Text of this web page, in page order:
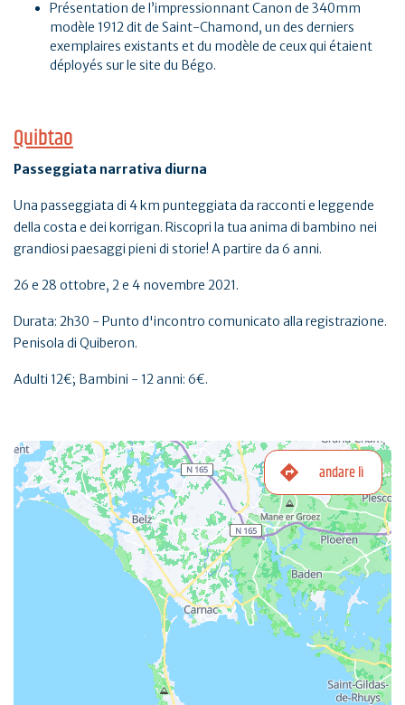
Présentation de l’impressionnant Canon de 340mm
modèle 1912 dit de Saint-Chamond, un des derniers
exemplaires existants et du modèle de ceux qui étaient
déployés sur le site du Bégo.
Quibtao
Passeggiata narrativa diurna
Una passeggiata di 4 km punteggiata da racconti e leggende
della costa e dei korrigan. Riscopri la tua anima di bambino nei
grandiosi paesaggi pieni di storie! A partire da 6 anni.
26 e 28 ottobre, 2 e 4 novembre 2021.
Durata: 2h30 - Punto d'incontro comunicato alla registrazione.
Penisola di Quiberon.
Adulti 12€; Bambini - 12 anni: 6€.
andare lì